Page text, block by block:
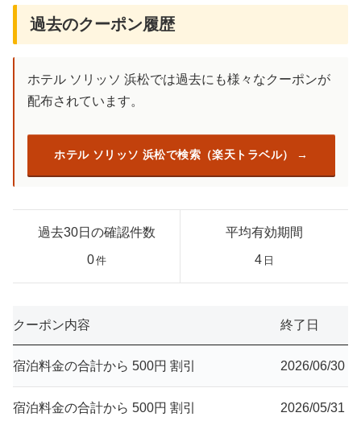
過去のクーポン履歴
ホテル ソリッソ 浜松では過去にも様々なクーポンが
配布されています。
ホテル ソリッソ 浜松で検索（楽天トラベル）
過去30日の確認件数
0件
平均有効期間
4 日
クーポン内容 終了日
宿泊料金の合計から 500円 割引 2026/06/30
宿泊料金の合計から 500円 割引 2026/05/31